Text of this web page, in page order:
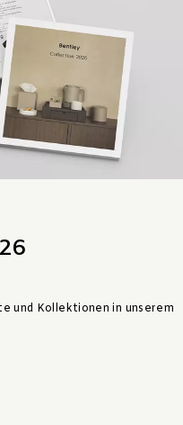
und Kollektionen in unserem